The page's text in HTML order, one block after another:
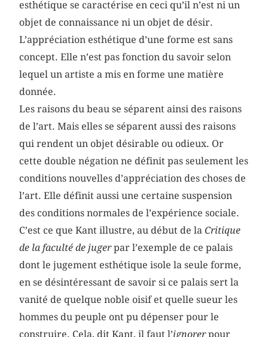
esthétique se caractérise en ceci qu’il n’est ni un
objet de connaissance ni un objet de désir.
L’appréciation esthétique d’une forme est sans
concept. Elle n’est pas fonction du savoir selon
lequel un artiste a mis en forme une matière
donnée.
Les raisons du beau se séparent ainsi des raisons
de l’art. Mais elles se séparent aussi des raisons
qui rendent un objet désirable ou odieux. Or
cette double négation ne définit pas seulement les
conditions nouvelles d’appréciation des choses de
l’art. Elle définit aussi une certaine suspension
des conditions normales de l’expérience sociale.
C’est ce que Kant illustre, au début de laCritique
de la faculté de jugerpar l’exemple de ce palais
dont le jugement esthétique isole la seule forme,
en se désintéressant de savoir si ce palais sert la
vanité de quelque noble oisif et quelle sueur les
hommes du peuple ont pu dépenser pour le
construire. Cela, dit Kant, il faut l’ignorerpour